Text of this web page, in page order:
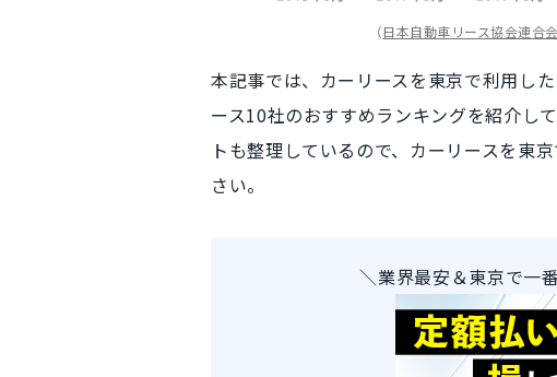
（日本自動車リース協会連合
本記事では、 カーリースを東京で利用し
ース10社のおすすめランキングを紹介し
トも整理しているので、カーリースを東
さい。
＼業界最安＆東京で一